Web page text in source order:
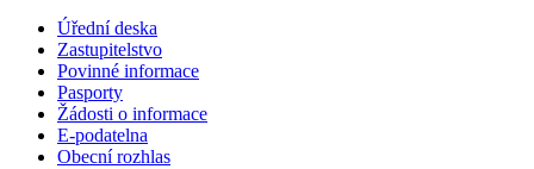
Main
navigation
Úřední deska
Zastupitelstvo
Povinné informace
Pasporty
Žádosti o informace
E-podatelna
Obecní rozhlas